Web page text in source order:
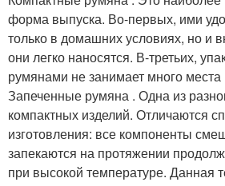
форма выпуска. Во-первых, ими
только в домашних условиях, но и
они легко наносятся. В-третьих,
румянами не занимает много места
Запеченные румяна . Одна из
компактных изделий. Отличаются
изготовления: все компоненты
запекаются на протяжении
при высокой температуре. Данная